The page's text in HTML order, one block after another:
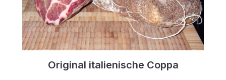
Original italienische Coppa